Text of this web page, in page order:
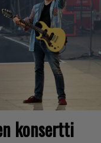
konsertti